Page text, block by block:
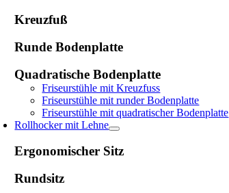
Kreuzfuß
Runde Bodenplatte
Quadratische Bodenplatte
Friseurstühle mit Kreuzfuss
Friseurstühle mit runder Bodenplatte
Friseurstühle mit quadratischer Bodenplatte
Rollhocker mit Lehne
Ergonomischer Sitz
Rundsitz